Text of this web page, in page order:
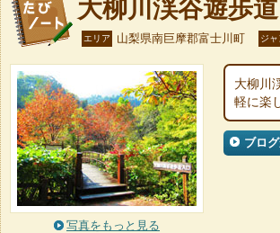
大柳川渓谷遊歩道
エリア 山梨県南巨摩郡富士川町 ジ
写真をもっと見る
大柳川
軽に楽
ブロ